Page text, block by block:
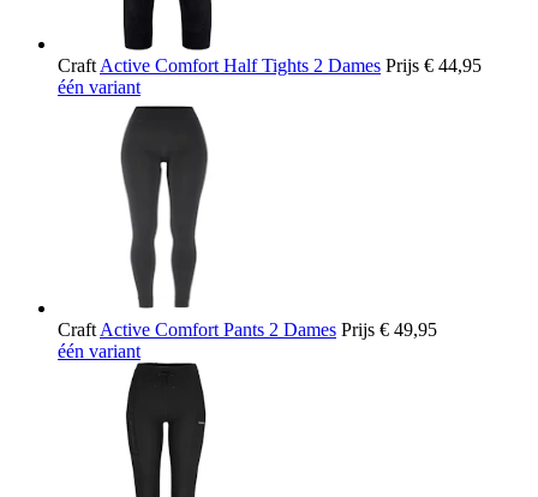
Craft Active Comfort Half Tights 2 Dames Prijs € 44,95
één variant
Craft Active Comfort Pants 2 Dames Prijs € 49,95
één variant